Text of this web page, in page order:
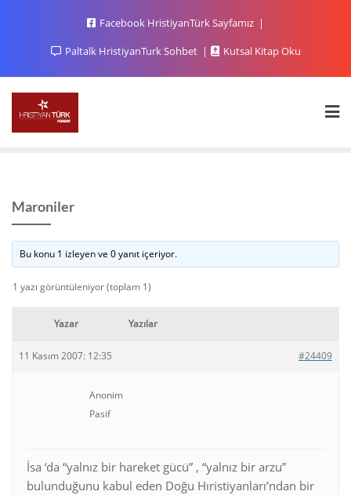
Facebook HristiyanTürk Sayfamız
Paltalk HristiyanTurk Sohbet
Kutsal Kitap Oku
Maroniler
Bu konu 1 izleyen ve 0 yanıt içeriyor.
1 yazı görüntüleniyor (toplam 1)
Yazar Yazılar
11 Kasım 2007: 12:35 #24409
Anonim
Pasif
İsa ‘da “yalnız bir hareket gücü” , “yalnız bir arzu”
bulunduğunu kabul eden Doğu Hıristiyanları’ndan bir